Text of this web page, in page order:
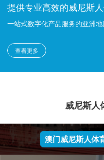
提供专业高效的威尼斯
一站式数字化产品服务的亚洲
查看更多
威尼斯人
澳门威尼斯人体